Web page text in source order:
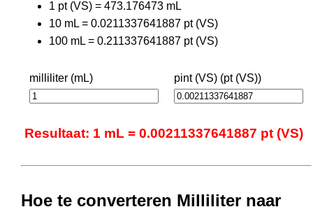
1 pt (VS) = 473.176473 mL
10 mL = 0.0211337641887 pt (VS)
100 mL = 0.211337641887 pt (VS)
milliliter (mL) pint (VS) (pt (VS))
Resultaat: 1 mL = 0.00211337641887 pt (VS)
Hoe te converteren Milliliter naar